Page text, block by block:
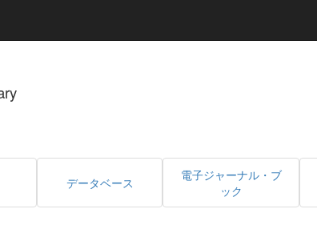
データベース
電子ジャーナル・ブ
ック